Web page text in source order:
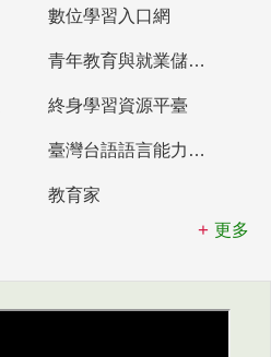
數位學習入口網
青年教育與就業儲蓄帳戶
終身學習資源平臺
臺灣台語語言能力認證網站
教育家
更多